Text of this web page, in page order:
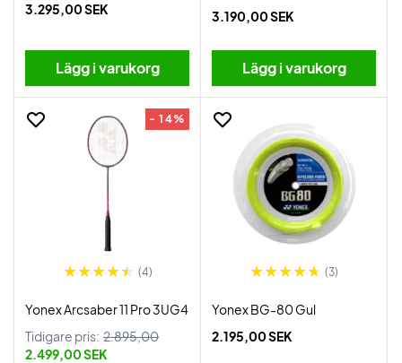
3.295,00 SEK
Lägg i varukorg
3.190,00 SEK
Lägg i varukorg
- 14%
(4)
Yonex Arcsaber 11 Pro 3UG4
Tidigare pris: 2.895,00
2.499,00 SEK
(3)
Yonex BG-80 Gul
2.195,00 SEK